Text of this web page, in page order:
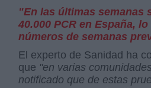
"En las últimas semanas
40.000 PCR en España,
números de semanas
El experto de Sanidad ha
que "en varias
notificado que de estas